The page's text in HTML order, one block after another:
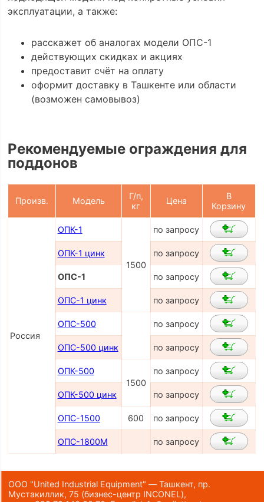
эксплуатации, а также:
расскажет об аналогах модели ОПС-1
действующих скидках и акциях
предоставит счёт на оплату
оформит доставку в Ташкенте или области
(возможен самовывоз)
Рекомендуемые ограждения для
поддонов
Произв. Модель
Г/п,
кг
Цена
В
Корзину
Россия
ОПК-1
1500
по запросу
ОПК-1 цинк по запросу
ОПС-1 по запросу
ОПС-1 цинк по запросу
ОПС-500 по запросу
ОПС-500 цинк по запросу
ОПК-500
1500
по запросу
ОПК-500 цинк по запросу
ОПС-1500 600 по запросу
ОПС-1800М по запросу
ООО "United Industrial Equipment" — Ташкент, пр.
Мустакиллик, 75 (бизнес-центр INCONEL),